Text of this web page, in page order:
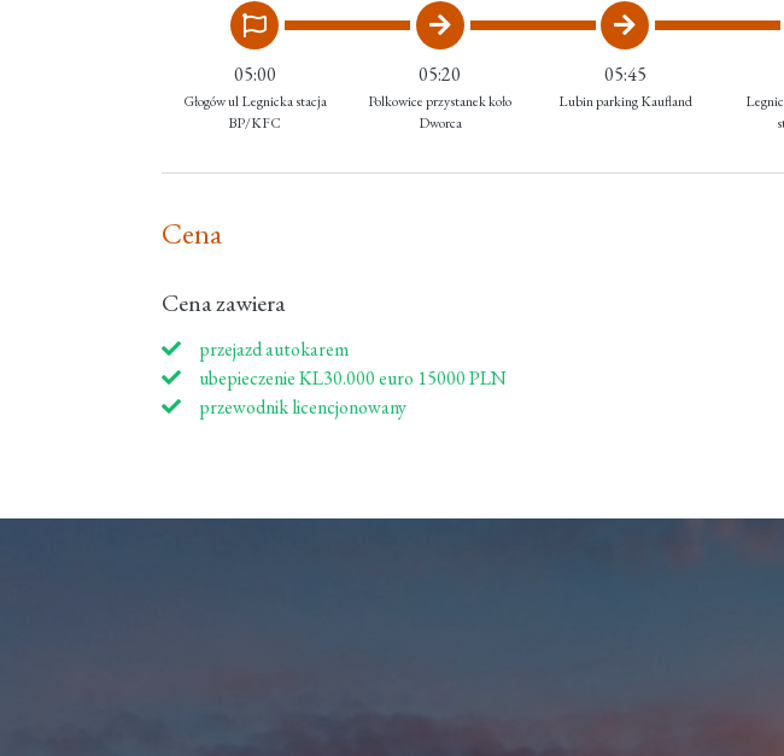
05:00
Głogów ul Legnicka stacja
BP/KFC
05:20
Polkowice przystanek koło
Dworca
05:45
Lubin parking Kaufland
Cena
Cena zawiera
przejazd autokarem
ubepieczenie KL30.000 euro 15000 PLN
przewodnik licencjonowany